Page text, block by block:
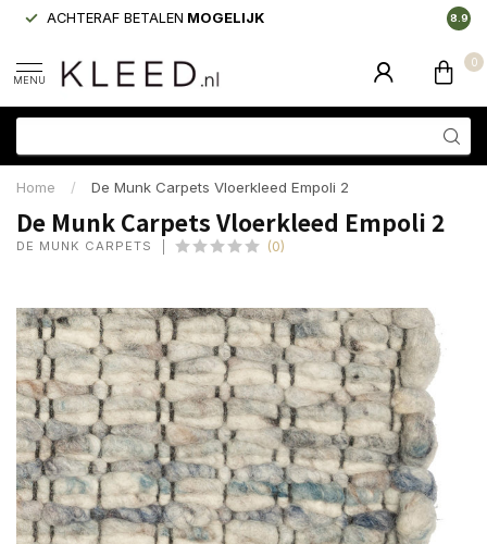
ACHTERAF BETALEN MOGELIJK 8.9
MENU
0
Home / De Munk Carpets Vloerkleed Empoli 2
De Munk Carpets Vloerkleed Empoli 2
DE MUNK CARPETS (0)